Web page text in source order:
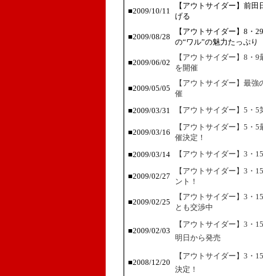
■2009/10/11
【アウトサイダー】前
げる
■2009/08/28
【アウトサイダー】8・
の“ワル”の魅力たっぷり
■2009/06/02
【アウトサイダー】8・
を開催
■2009/05/05
【アウトサイダー】最
催
■2009/03/31
【アウトサイダー】5・
■2009/03/16
【アウトサイダー】5・
催決定！
■2009/03/14
【アウトサイダー】3・
■2009/02/27
【アウトサイダー】3・
ント！
■2009/02/25
【アウトサイダー】3・
とも交渉中
■2009/02/03
【アウトサイダー】3・
明日から発売
■2008/12/20
【アウトサイダー】3・
決定！